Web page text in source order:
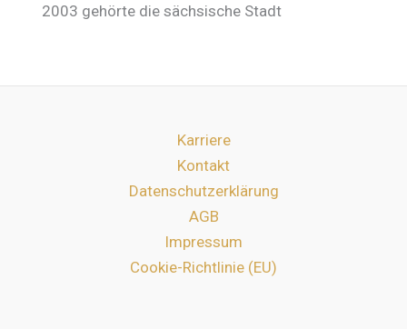
2003 gehörte die sächsische Stadt
Karriere
Kontakt
Datenschutzerklärung
AGB
Impressum
Cookie-Richtlinie (EU)